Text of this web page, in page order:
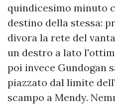
quindicesimo minuto
destino della stessa:
divora la rete del
un destro a lato
poi invece Gundogan
piazzato dal limite
scampo a Mendy.